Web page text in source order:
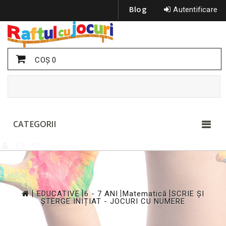
Autentificare
Blog
COŞ0
CATEGORII
>
EDUCATIVE
>
6 - 7 ANI
Matematică SCRIE ȘI
ȘTERGE INIȚIAT - JOCURI CU NUMERE